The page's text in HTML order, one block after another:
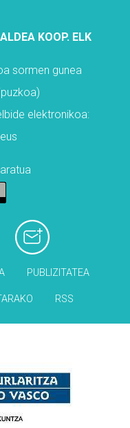
KOOP. ELK
sormen gunea
elektronikoa:
PUBLIZITATEA
RSS